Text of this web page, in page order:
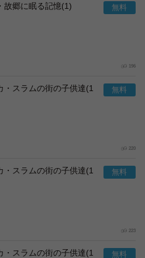
故郷に眠る記憶(1)
196
・スラムの街の子供達(1
220
・スラムの街の子供達(1
223
・スラムの街の子供達(1